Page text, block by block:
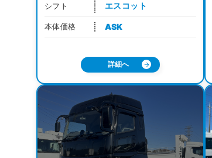
シフト エスコット
本体価格 ASK
詳細へ